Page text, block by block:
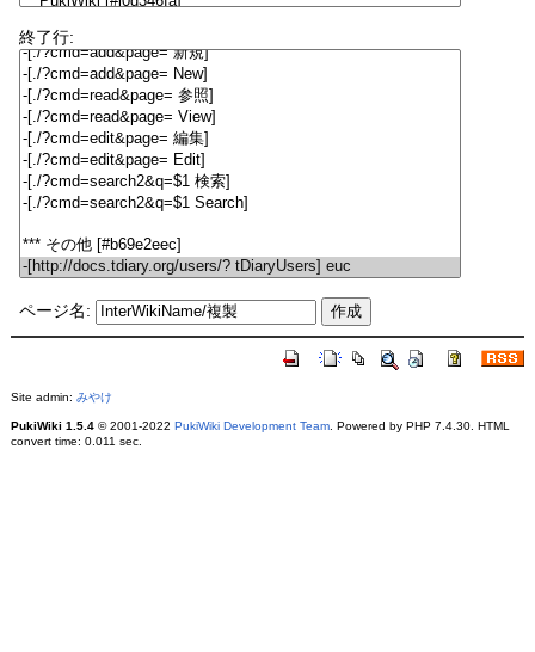
終了行:
ページ名:
Site admin: みやけ
PukiWiki 1.5.4© 2001-2022 PukiWiki Development Team. Powered by PHP 7.4.30. HTML
convert time: 0.011 sec.